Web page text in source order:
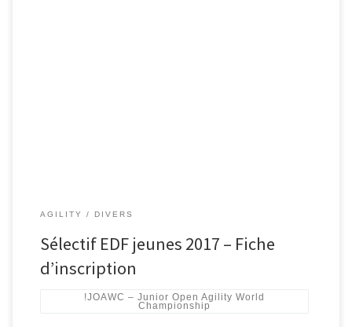
AGILITY DIVERS
Sélectif EDF jeunes 2017 – Fiche
d’inscription
!JOAWC – Junior Open Agility World
Championship